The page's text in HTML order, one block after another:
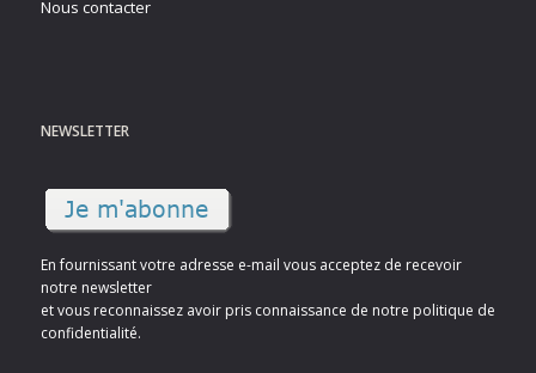
Nous contacter
NEWSLETTER
En fournissant votre adresse e-mail vous acceptez de recevoir
notre newsletter
et vous reconnaissez avoir pris connaissance de notre politique de
confidentialité.